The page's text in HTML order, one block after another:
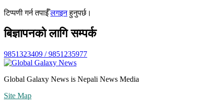
टिप्पणी गर्न तपाईँलगइनहुनुपर्छ।
बिज्ञापनको लागि सम्पर्क
9851323409 / 9851235977
Global Galaxy News is Nepali News Media
Site Map